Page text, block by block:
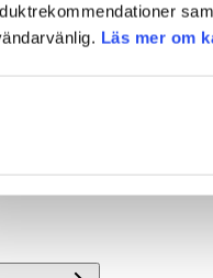
Läs mer om